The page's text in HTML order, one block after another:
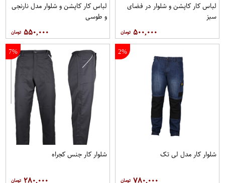
لباس کار کاپشن و شلوار در فضای
سبز
۵۰۰,۰۰۰
لباس کار کاپشن و شلوار مدل نارنجی
و طوسی
۵۵۰,۰۰۰
2%
شلوار کار مدل لی تک
۷۸۰,۰۰۰
7%
شلوار کار جنس کجراه
۲۸۰,۰۰۰